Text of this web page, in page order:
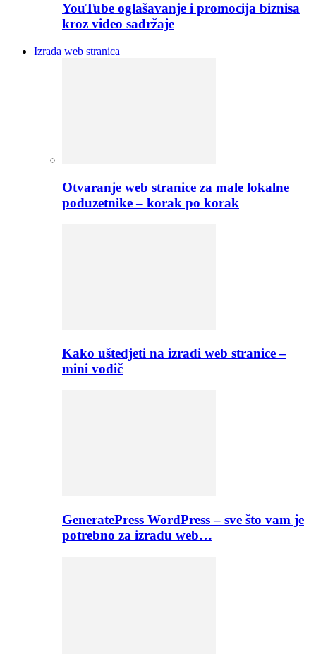
YouTube oglašavanje i promocija biznisa
kroz video sadržaje
Izrada web stranica
Otvaranje web stranice za male lokalne
poduzetnike – korak po korak
Kako uštedjeti na izradi web stranice –
mini vodič
GeneratePress WordPress – sve što vam je
potrebno za izradu web…